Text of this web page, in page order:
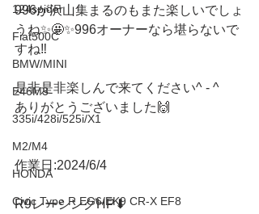
124spider
Fiat500C
BMW/MINI
E46M3
335i/428i/525i/X1
M2/M4
HONDA
Civic Type R EG6/EK9 CR-X EF8
996が沢山集まるのもまた楽しいでしょ
うね✨🤩✨996オーナーなら堪らないで
すね‼️
是非是非楽しんで来てください^ - ^
ありがとうございました🙌
作業日:2024/6/4
R9レーシングHP⬇︎